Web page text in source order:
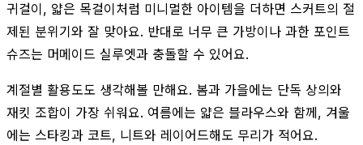
귀걸이, 얇은 목걸이처럼 미니멀한 아이템을 더하면 스커트의 절
제된 분위기와 잘 맞아요. 반대로 너무 큰 가방이나 과한 포인트
슈즈는 머메이드 실루엣과 충돌할 수 있어요.
계절별 활용도도 생각해볼 만해요. 봄과 가을에는 단독 상의와
재킷 조합이 가장 쉬워요. 여름에는 얇은 블라우스와 함께, 겨울
에는 스타킹과 코트, 니트와 레이어드해도 무리가 적어요.